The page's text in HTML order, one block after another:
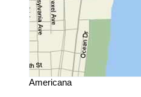
Americana